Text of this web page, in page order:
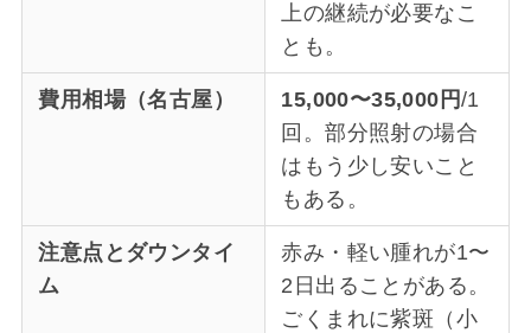
上の継続が必要なこ
とも。
費用相場（名古屋） 15,000〜35,000円/1
回。部分照射の場合
はもう少し安いこと
もある。
注意点とダウンタイ
ム
赤み・軽い腫れが1〜
2日出ることがある。
ごくまれに紫斑（小